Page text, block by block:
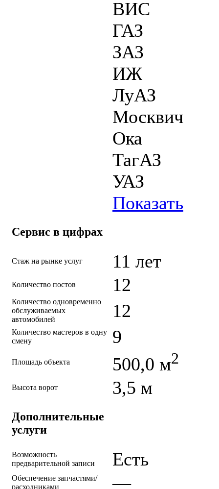
ВИС
ГАЗ
ЗАЗ
ИЖ
ЛуАЗ
Москвич
Ока
ТагАЗ
УАЗ
Показать
Сервис в цифрах
Стаж на рынке услуг 11 лет
Количество постов 12
Количество одновременно
обслуживаемых
автомобилей
12
Количество мастеров в одну
смену
9
Площадь объекта 500,0 м2
Высота ворот 3,5 м
Дополнительные
услуги
Возможность
предварительной записи
Есть
Обеспечение запчастями/
расходниками
—